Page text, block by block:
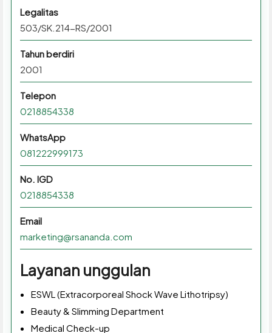
Legalitas
503/SK.214-RS/2001
Tahun berdiri
2001
Telepon
0218854338
WhatsApp
081222999173
No. IGD
0218854338
Email
marketing@rsananda.com
Layanan unggulan
ESWL (Extracorporeal Shock Wave Lithotripsy)
Beauty & Slimming Department
Medical Check-up